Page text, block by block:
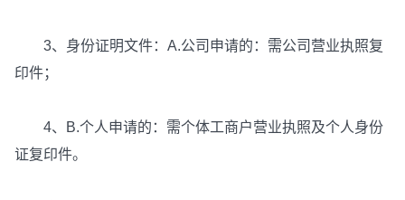
3、身份证明文件：A.公司申请的：需公司营业执照复
印件；
4、B.个人申请的：需个体工商户营业执照及个人身份
证复印件。